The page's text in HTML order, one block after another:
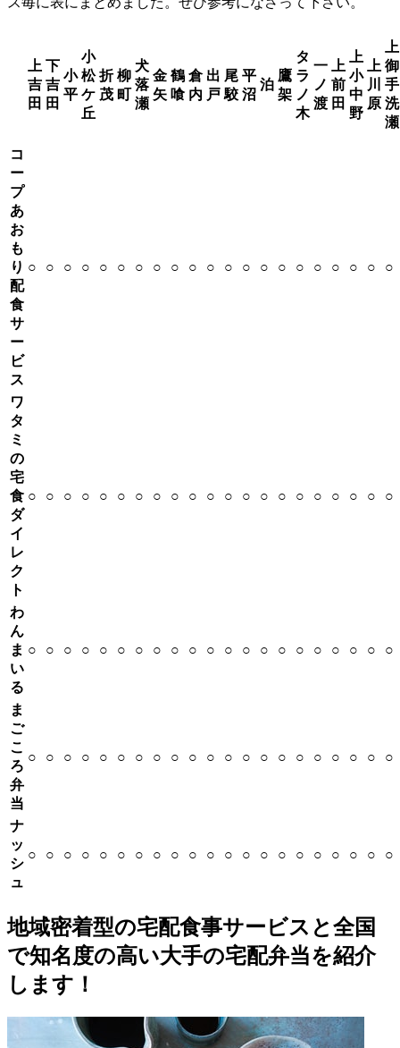
上
吉
田
下
吉
田
小
平
小
松
ケ
丘
折
茂
柳
町
犬
落
瀬
金
矢
鶴
喰
倉
内
出
戸
尾
駮
平
沼
泊
鷹
架
タ
ラ
ノ
木
一
ノ
渡
上
前
田
上
小
中
野
上
川
原
上
御
手
洗
瀬
コ
ー
プ
あ
お
も
り
配
食
サ
ー
ビ
ス
○ ○ ○ ○ ○ ○ ○ ○ ○ ○ ○ ○ ○ ○ ○ ○ ○ ○ ○ ○ ○
ワ
タ
ミ
の
宅
食
ダ
イ
レ
ク
ト
○ ○ ○ ○ ○ ○ ○ ○ ○ ○ ○ ○ ○ ○ ○ ○ ○ ○ ○ ○ ○
わ
ん
ま
い
る
○ ○ ○ ○ ○ ○ ○ ○ ○ ○ ○ ○ ○ ○ ○ ○ ○ ○ ○ ○ ○
ま
ご
こ
ろ
弁
当
○ ○ ○ ○ ○ ○ ○ ○ ○ ○ ○ ○ ○ ○ ○ ○ ○ ○ ○ ○ ○
ナ
ッ
シ
ュ
○ ○ ○ ○ ○ ○ ○ ○ ○ ○ ○ ○ ○ ○ ○ ○ ○ ○ ○ ○ ○
地域密着型の宅配食事サービスと全国
で知名度の高い大手の宅配弁当を紹介
します！